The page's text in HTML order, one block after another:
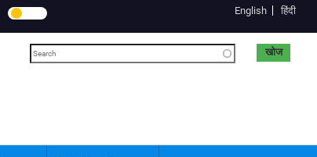
English हिंदी
खोज